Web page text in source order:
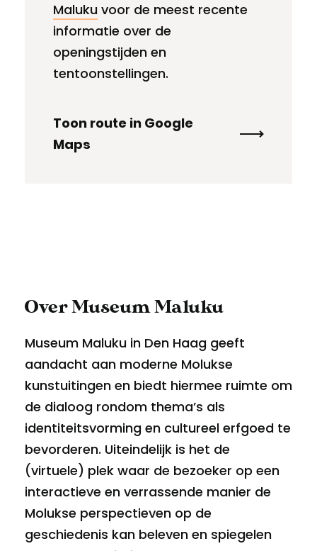
Maluku voor de meest recente
informatie over de
openingstijden en
tentoonstellingen.
Toon route in Google
Maps
Over Museum Maluku
Museum Maluku in Den Haag geeft
aandacht aan moderne Molukse
kunstuitingen en biedt hiermee ruimte om
de dialoog rondom thema’s als
identiteitsvorming en cultureel erfgoed te
bevorderen. Uiteindelijk is het de
(virtuele) plek waar de bezoeker op een
interactieve en verrassende manier de
Molukse perspectieven op de
geschiedenis kan beleven en spiegelen